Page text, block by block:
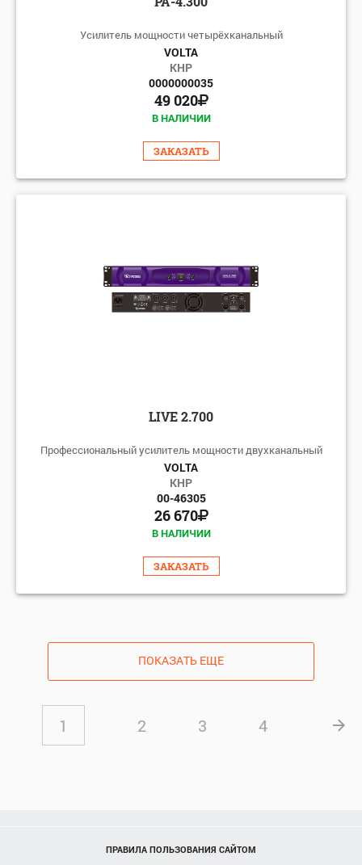
Усилитель мощности четырёхканальный
VOLTA
КНР
0000000035
49 020
В НАЛИЧИИ
ЗАКАЗАТЬ
LIVE 2.700
Профессиональный усилитель мощности двухканальный
VOLTA
КНР
00-46305
26 670
В НАЛИЧИИ
ЗАКАЗАТЬ
ПОКАЗАТЬ ЕЩЕ
1 2 3 4
ПРАВИЛА ПОЛЬЗОВАНИЯ САЙТОМ